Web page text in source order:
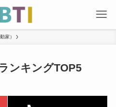
家）
ンキングTOP5